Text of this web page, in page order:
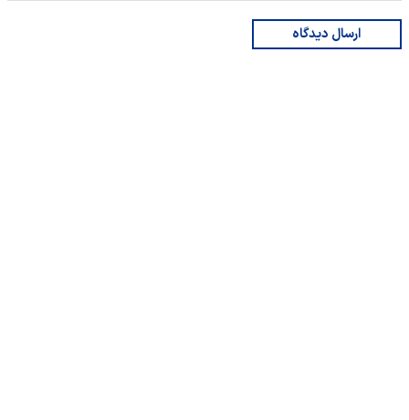
ارسال دیدگاه